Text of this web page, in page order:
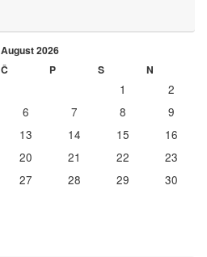
August 2026
Č P S N
1
2
6 7 8
9
13 14 15
16
20 21 22
23
27 28 29
30